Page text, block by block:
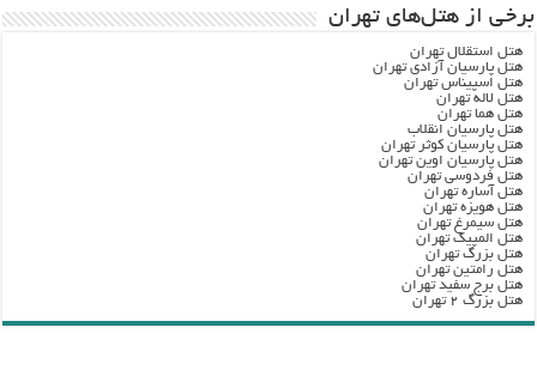
برخی از هتل‌های تهران
هتل استقلال تهران
هتل پارسیان آزادی تهران
هتل اسپیناس تهران
هتل لاله تهران
هتل هما تهران
هتل پارسیان انقلاب
هتل پارسیان کوثر تهران
هتل پارسیان اوین تهران
هتل فردوسی تهران
هتل آساره تهران
هتل هویزه تهران
هتل سیمرغ تهران
هتل المپیک تهران
هتل بزرگ تهران
هتل رامتین تهران
هتل برج سفید تهران
هتل بزرگ ۲ تهران